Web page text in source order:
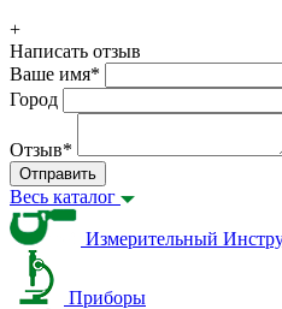
+
Написать отзыв
Ваше имя*
Город
Отзыв*
Отправить
Весь каталог
Измерительный
Приборы